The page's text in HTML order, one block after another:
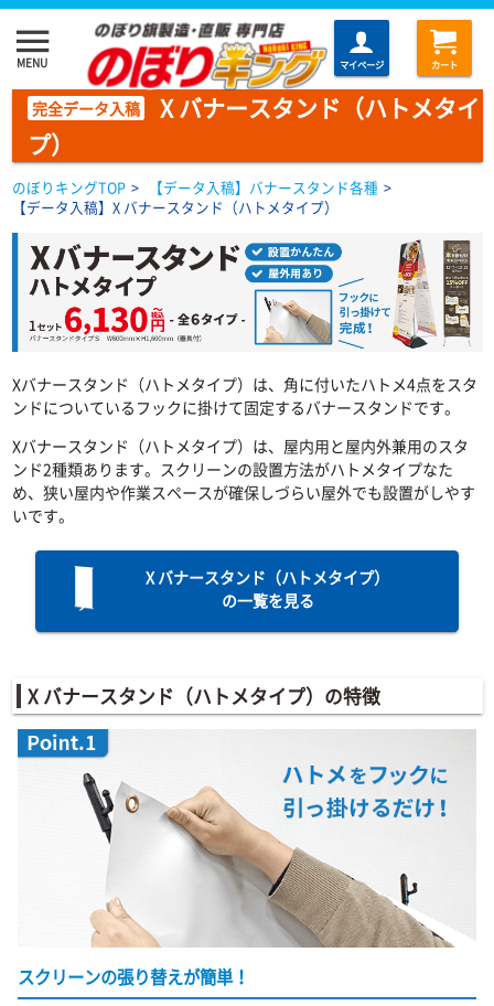
menu
MENU マイページ カート
完全データ入稿
X バナースタンド（ハトメタイ
プ）
のぼりキングTOP > 【データ入稿】バナースタンド各種 >
【データ入稿】X バナースタンド（ハトメタイプ）
Xバナースタンド（ハトメタイプ）は、角に付いたハトメ4点をスタ
ンドについているフックに掛けて固定するバナースタンドです。
Xバナースタンド（ハトメタイプ）は、屋内用と屋内外兼用のスタ
ンド2種類あります。スクリーンの設置方法がハトメタイプなた
め、狭い屋内や作業スペースが確保しづらい屋外でも設置がしやす
いです。
X バナースタンド（ハトメタイプ）
の一覧を見る
X バナースタンド（ハトメタイプ）の特徴
スクリーンの張り替えが簡単！